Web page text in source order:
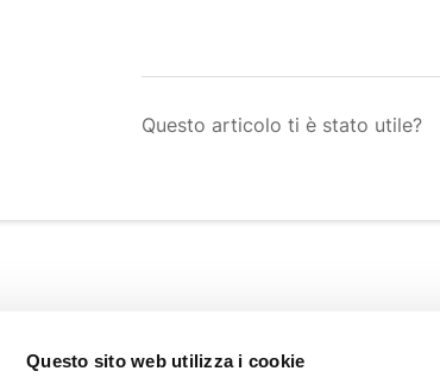
Questo sito web utilizza i cookie
Questo articolo ti è stato utile?